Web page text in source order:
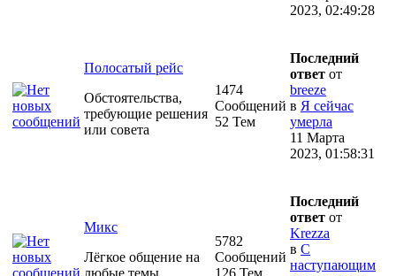
2023, 02:49:28
Полосатый рейс
Обстоятельства,
требующие решения
или совета
1474
Сообщений
52 Тем
Последний
ответ от
breeze
в Я сейчас
умерла
11 Марта
2023, 01:58:31
Микс
Лёгкое общение на
5782
Сообщений
Последний
ответ от
Krezza
в С
наступающим